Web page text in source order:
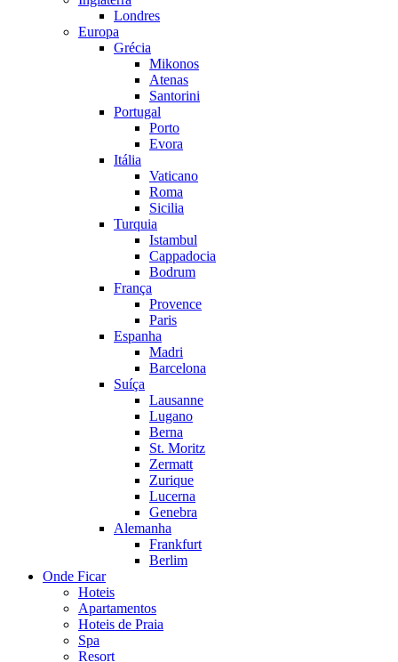
Londres
Europa
Grécia
Mikonos
Atenas
Santorini
Portugal
Porto
Evora
Itália
Vaticano
Roma
Sicilia
Turquia
Istambul
Cappadocia
Bodrum
França
Provence
Paris
Espanha
Madri
Barcelona
Suíça
Lausanne
Lugano
Berna
St. Moritz
Zermatt
Zurique
Lucerna
Genebra
Alemanha
Frankfurt
Berlim
Onde Ficar
Hoteis
Apartamentos
Hoteis de Praia
Spa
Resort